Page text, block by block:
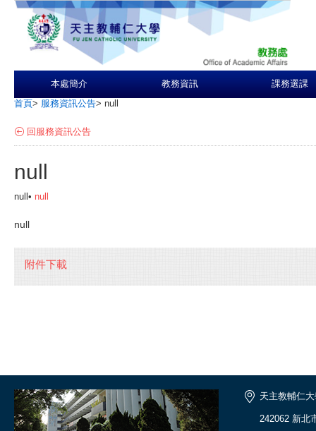
本處簡介 教務資訊 課務選課
首頁> 服務資訊公告> null
回服務資訊公告
null
null• null
null
附件下載
天主教輔仁
242062 新北